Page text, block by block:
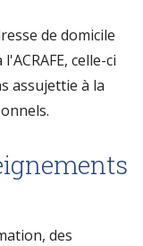
de domicile
celle-ci
assujettie à la
des